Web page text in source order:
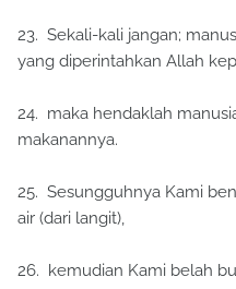
23. Sekali-kali jangan;
yang diperintahkan Allah
24. maka hendaklah
makanannya.
25. Sesungguhnya Kami
air (dari langit),
26. kemudian Kami belah